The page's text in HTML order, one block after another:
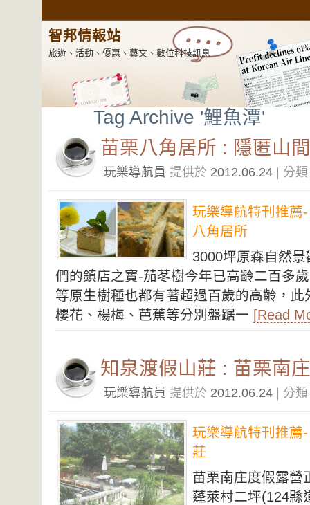
智邦情報站
旅遊、活動、優惠、藝文、數位科技訊息
Tag Archive '鯉魚潭'
苗栗八角居所 : 隱匿山
玩樂導航員 提供於 2012.06.24 | 分
玩樂導航特刊推薦
八角居所
3000坪原森自然
們的鎮店之寶-茄苳樹今年已高齡二百多
等原生樹種也都有著超過百歲的高齡，
櫻花、楊梅、芭蕉等分別盤踞一 [Read
知泉渡假山莊 : 苗栗南
玩樂導航員 提供於 2012.06.24 | 分
玩樂導航特刊推薦
莊
苗栗南庄度假露營
蓬萊村二坪(124縣